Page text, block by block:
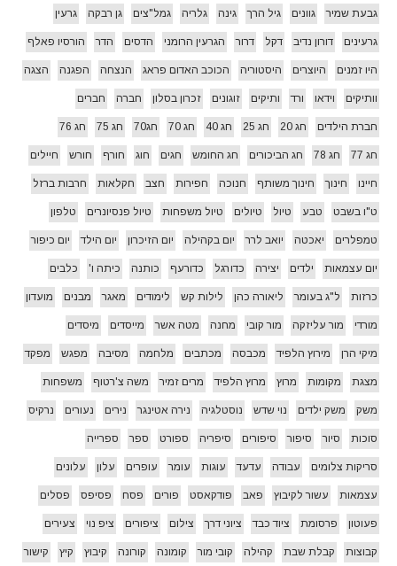
גבעת שמיר גוונים גיל הרך גינה גלריה גמל"צים גן רבקה גרעין
גרעינים דורון נדיב דקל דרור הגרעין הרומני הדסים הדר הורסיו פאלף
היו זמנים היוצרים היסטוריה הכוכב האדום פראג הנצחה הפגנה הצגה
וותיקים וידאו ורד ותיקים זוגונים זכרון בסלון חברה חברים
חברת הילדים חג 20 חג 25 חג 40 חג 70 חג70 חג 75 חג 76
חג 77 חג 78 חג הביכורים חג החומש חגים חוג חורף חורש חיילים
חיינו חינוך חינוך משותף חנוכה חפירות חצב חקלאות חרבות ברזל
ט"ו בשבט טבע טיול טיולים טיול משפחות טיול פנסיונרים טלפון
טמפלרים יאכטה יואב לרר יום בקהילה יום הזיכרון יום הילד יום כיפור
יום עצמאות ילדים יצירה כדורגל כדורעף כותנה כיתה ו' כלבים
כרזות ל"ג בעומר ליאורה כהן לילות קש לימודים מאגר מבנים מועדון
מורדי מור עליזקה מור קובי מחנה מטה אשר מייסדים מיסדים
מיקי הרן מירוץ הלפיד מכבסה מכתבים מלחמה מסיבה מפגש מפקד
מצגת מקומות מרוץ מרוץ הלפיד מרים זמיר משה צ'רטוף משפחות
משק משק ילדים נוי שדש נוסטלגיה נירה אטינגר נירים נעורים נרקיס
סוכות סיור סיפור סיפורים סיפריה ספורט ספר ספרייה
סריקות צלומים עבודה עדעד עוגות עומר עופרים עלון עלונים
עצמאות עשור לקיבוץ פאב פודקאסט פורים פסח פסיפס פסלים
פעוטון פרסומת ציוד כבד ציוני דרך צילום ציפורים ציפ נוי צעירים
קבוצות קבלת שבת קהילה קובי מור קומונה קורונה קיבוץ קיץ קישור